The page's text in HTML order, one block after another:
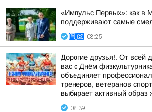
«Импульс Первых»: как в
поддерживают самые
08:25
Дорогие друзья!. От всей
вас с Днём
объединяет
тренеров, ветеранов
выбирает активный образ
08:39